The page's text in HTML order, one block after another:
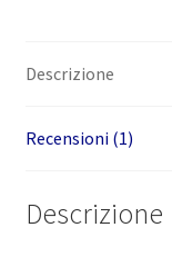
Descrizione
Recensioni (1)
Descrizione